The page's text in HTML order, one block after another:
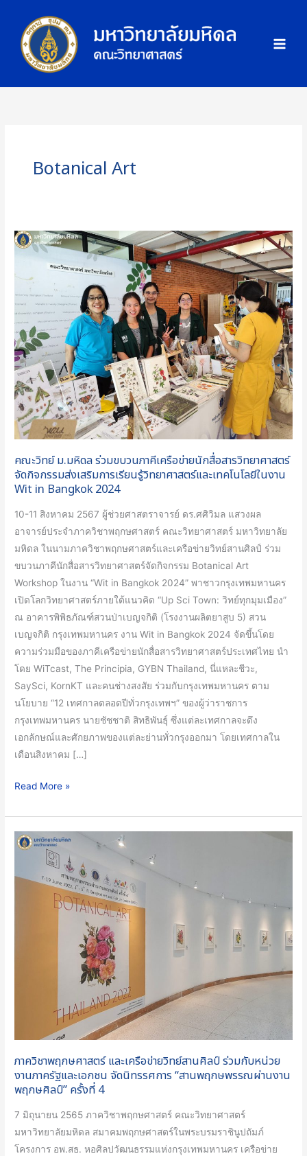
content
Botanical Art
คณะวิทย์ ม.มหิดล ร่วมขบวนภาคีเครือข่ายนักสื่อสารวิทยาศาสตร์
จัดกิจกรรมส่งเสริมการเรียนรู้วิทยาศาสตร์และเทคโนโลยีในงาน
Wit in Bangkok 2024
10-11 สิงหาคม 2567 ผู้ช่วยศาสตราจารย์ ดร.ศศิวิมล แสวงผล
อาจารย์ประจำภาควิชาพฤกษศาสตร์ คณะวิทยาศาสตร์ มหาวิทยาลัย
มหิดล ในนามภาควิชาพฤกษศาสตร์และเครือข่ายวิทย์สานศิลป์ ร่วม
ขบวนภาคีนักสื่อสารวิทยาศาสตร์จัดกิจกรรม Botanical Art
Workshop ในงาน “Wit in Bangkok 2024” พาชาวกรุงเทพมหานคร
เปิดโลกวิทยาศาสตร์ภายใต้แนวคิด “Up Sci Town: วิทย์ทุกมุมเมือง”
ณ อาคารพิพิธภัณฑ์สวนป่าเบญจกิติ (โรงงานผลิตยาสูบ 5) สวน
เบญจกิติ กรุงเทพมหานคร งาน Wit in Bangkok 2024 จัดขึ้นโดย
ความร่วมมือของภาคีเครือข่ายนักสื่อสารวิทยาศาสตร์ประเทศไทย นำ
โดย WiTcast, The Principia, GYBN Thailand, นี่แหละชีวะ,
SaySci, KornKT และคนช่างสงสัย ร่วมกับกรุงเทพมหานคร ตาม
นโยบาย “12 เทศกาลตลอดปีทั่วกรุงเทพฯ” ของผู้ว่าราชการ
กรุงเทพมหานคร นายชัชชาติ สิทธิพันธุ์ ซึ่งแต่ละเทศกาลจะดึง
เอกลักษณ์และศักยภาพของแต่ละย่านทั่วกรุงออกมา โดยเทศกาลใน
เดือนสิงหาคม […]
คณะ
ม.มหิดล
ร่วม
ขบวน
ภาคี
เครือ
ข่าย
นัก
สื่อสาร
วิทยาศาสตร์
จัด
ส่ง
เสริม
การ
เรียน
รู้
วิทยาศาสตร์
และ
เทคโนโลยี
ใน
งาน
Wit
in
Bangkok
2024
Read More »
ภาควิชาพฤกษศาสตร์ และเครือข่ายวิทย์สานศิลป์ ร่วมกับหน่วย
งานภาครัฐและเอกชน จัดนิทรรศการ “สานพฤกษพรรณผ่านงาน
พฤกษศิลป์” ครั้งที่ 4
7 มิถุนายน 2565 ภาควิชาพฤกษศาสตร์ คณะวิทยาศาสตร์
มหาวิทยาลัยมหิดล สมาคมพฤกษศาสตร์ในพระบรมราชินูปถัมภ์
โครงการ อพ.สธ. หอศิลปวัฒนธรรมแห่งกรุงเทพมหานคร เครือข่าย
ภาค
พฤกษศาสตร์
ภาค
รัฐ
และ
เอกชน
จัด
นิทรรศการ